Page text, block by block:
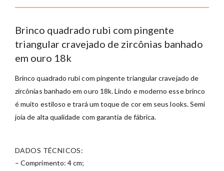
Brinco quadrado rubi com pingente
triangular cravejado de zircônias banhado
em ouro 18k
Brinco quadrado rubi com pingente triangular cravejado de
zircônias banhado em ouro 18k. Lindo e moderno esse brinco
é muito estiloso e trará um toque de cor em seus looks. Semi
joia de alta qualidade com garantia de fábrica.
DADOS TÉCNICOS:
– Comprimento: 4 cm;